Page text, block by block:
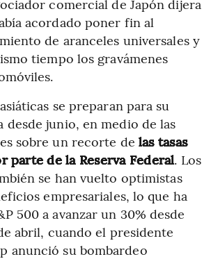
comercial de Japón dijera
acordado poner fin al
de aranceles universales y
tiempo los gravámenes
se preparan para su
desde junio, en medio de las
sobre un recorte de las tasas
parte de la Reserva Federal. Los
se han vuelto optimistas
empresariales, lo que ha
500 a avanzar un 30% desde
abril, cuando el presidente
anunció su bombardeo